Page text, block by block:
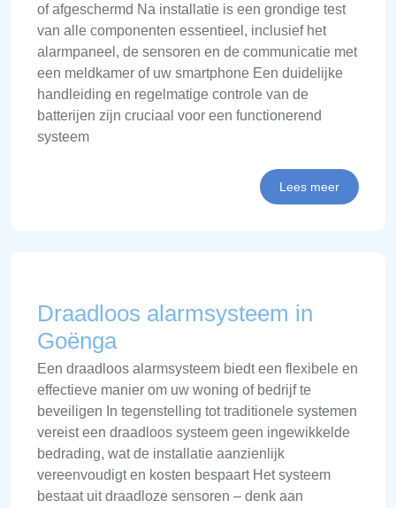
of afgeschermd Na installatie is een grondige test
van alle componenten essentieel, inclusief het
alarmpaneel, de sensoren en de communicatie met
een meldkamer of uw smartphone Een duidelijke
handleiding en regelmatige controle van de
batterijen zijn cruciaal voor een functionerend
systeem
Lees meer
Draadloos alarmsysteem in
Goënga
Een draadloos alarmsysteem biedt een flexibele en
effectieve manier om uw woning of bedrijf te
beveiligen In tegenstelling tot traditionele systemen
vereist een draadloos systeem geen ingewikkelde
bedrading, wat de installatie aanzienlijk
vereenvoudigt en kosten bespaart Het systeem
bestaat uit draadloze sensoren – denk aan